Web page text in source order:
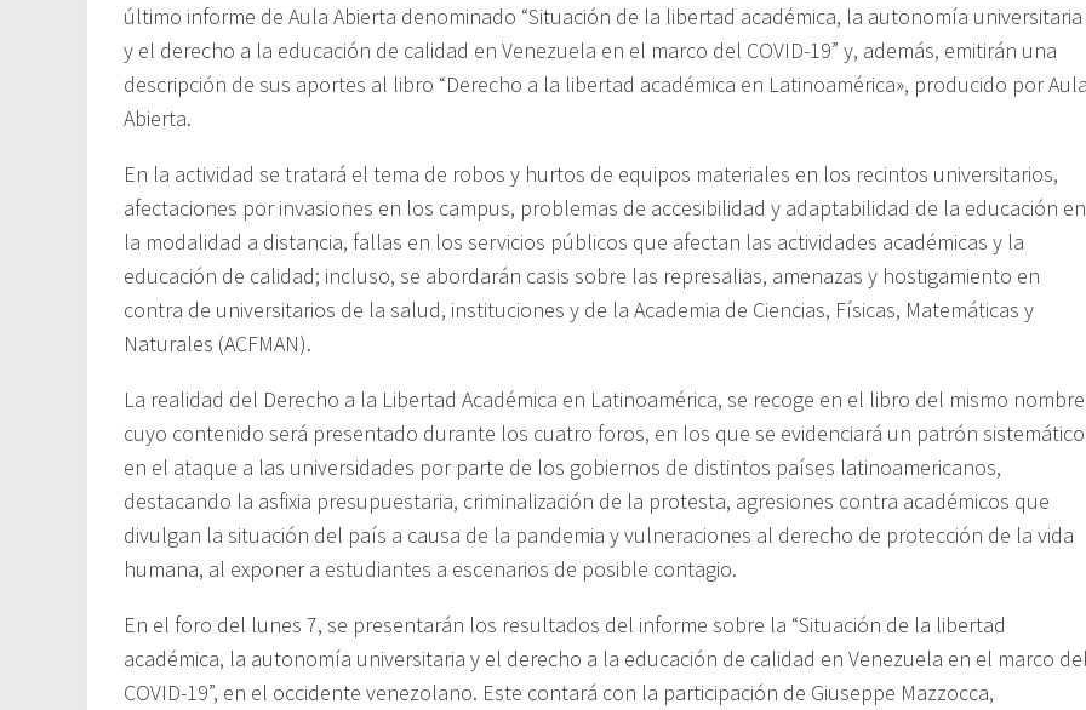
último informe de Aula Abierta denominado “Situación de la libertad académica, la autonomía universitaria
y el derecho a la educación de calidad en Venezuela en el marco del COVID-19” y, además, emitirán una
descripción de sus aportes al libro “Derecho a la libertad académica en Latinoamérica», producido por
Abierta.
En la actividad se tratará el tema de robos y hurtos de equipos materiales en los recintos universitarios,
afectaciones por invasiones en los campus, problemas de accesibilidad y adaptabilidad de la educación en
la modalidad a distancia, fallas en los servicios públicos que afectan las actividades académicas y la
educación de calidad; incluso, se abordarán casis sobre las represalias, amenazas y hostigamiento en
contra de universitarios de la salud, instituciones y de la Academia de Ciencias, Físicas, Matemáticas y
Naturales (ACFMAN).
La realidad del Derecho a la Libertad Académica en Latinoamérica, se recoge en el libro del mismo
cuyo contenido será presentado durante los cuatro foros, en los que se evidenciará un patrón sistemático
en el ataque a las universidades por parte de los gobiernos de distintos países latinoamericanos,
destacando la asfixia presupuestaria, criminalización de la protesta, agresiones contra académicos que
divulgan la situación del país a causa de la pandemia y vulneraciones al derecho de protección de la vida
humana, al exponer a estudiantes a escenarios de posible contagio.
En el foro del lunes 7, se presentarán los resultados del informe sobre la “Situación de la libertad
académica, la autonomía universitaria y el derecho a la educación de calidad en Venezuela en el marco
COVID-19”, en el occidente venezolano. Este contará con la participación de Giuseppe Mazzocca,